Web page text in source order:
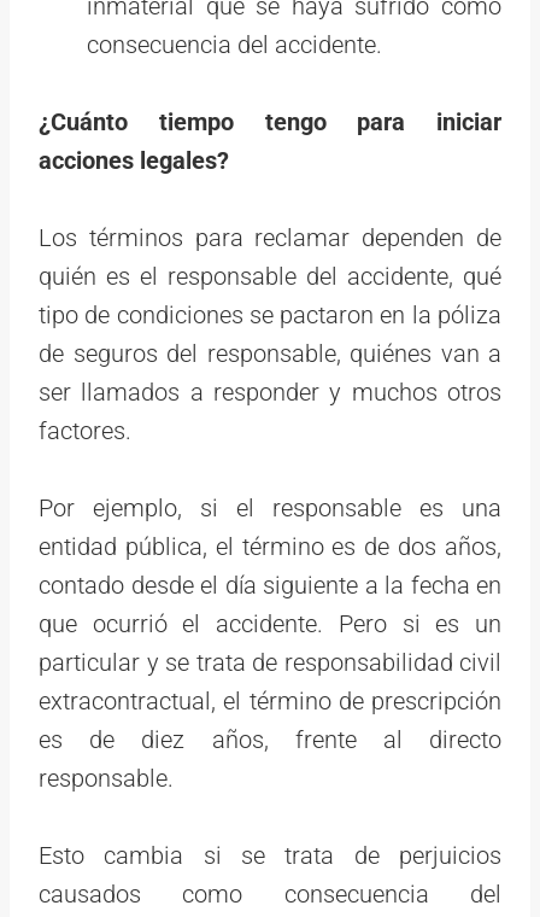
inmaterial que se haya sufrido como
consecuencia del accidente.
¿Cuánto tiempo tengo para iniciar
acciones legales?
Los términos para reclamar dependen de
quién es el responsable del accidente, qué
tipo de condiciones se pactaron en la póliza
de seguros del responsable, quiénes van a
ser llamados a responder y muchos otros
factores.
Por ejemplo, si el responsable es una
entidad pública, el término es de dos años,
contado desde el día siguiente a la fecha en
que ocurrió el accidente. Pero si es un
particular y se trata de responsabilidad civil
extracontractual, el término de prescripción
es de diez años, frente al directo
responsable.
Esto cambia si se trata de perjuicios
causados como consecuencia del